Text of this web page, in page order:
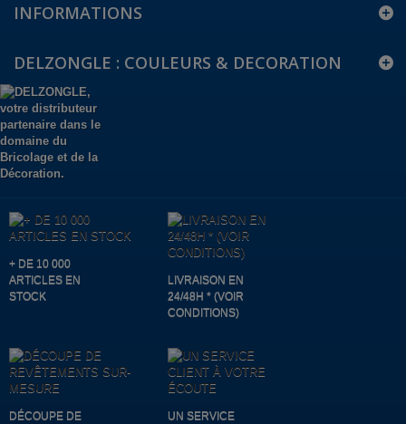
INFORMATIONS
DELZONGLE : COULEURS & DECORATION
+ DE 10 000
ARTICLES EN
STOCK
LIVRAISON EN
24/48H * (VOIR
CONDITIONS)
DÉCOUPE DE UN SERVICE